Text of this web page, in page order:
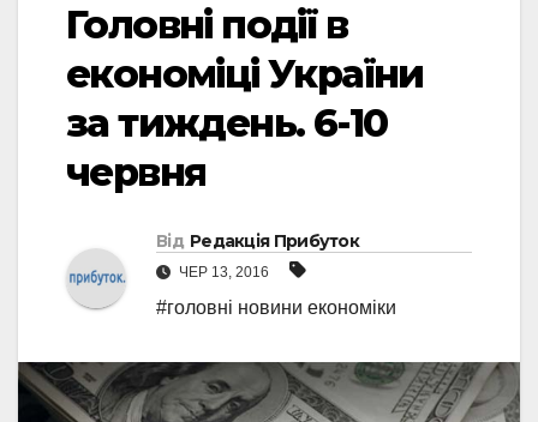
Головні події в
економіці України
за тиждень. 6-10
червня
Від Редакція Прибуток
ЧЕР 13, 2016
#головні новини економіки